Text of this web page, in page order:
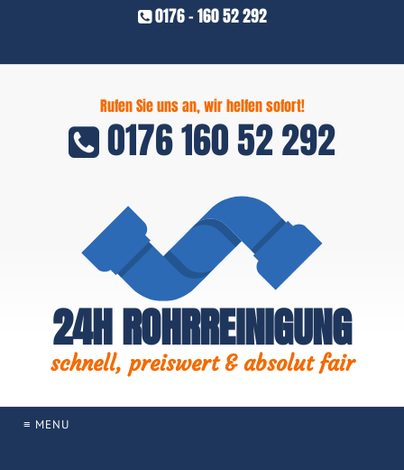
0176 - 160 52 292
Rufen Sie uns an, wir helfen sofort!
0176 160 52 292
24H ROHRREINIGUNG
schnell, preiswert & absolut fair
≡ MENU